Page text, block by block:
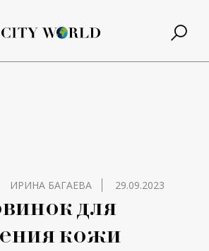
ИРИНА БАГАЕВА 29.09.2023
для
кожи